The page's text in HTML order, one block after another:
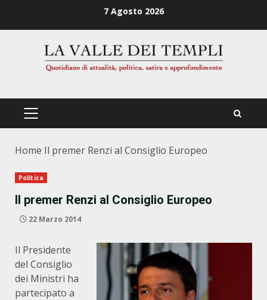
7 Agosto 2026
PRIMÄRES
Home Il premer Renzi al Consiglio Europeo
Politica
Il premer Renzi al Consiglio Europeo
22 Marzo 2014
Il Presidente
del Consiglio
dei Ministri ha
partecipato a